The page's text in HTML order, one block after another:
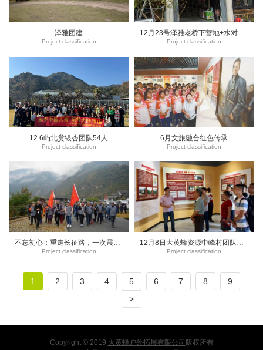
泽雅团建
Project classification
12月23号泽雅老桥下营地+水对坑村烧烤团建拓展52人图ANDUI
Project classification
12.6屿北赏银杏团队54人
Project classification
6月文旅融合红色传承
Project classification
不忘初心：重走长征路，一次震撼心灵的红色之旅！
Project classification
12月8日大黄蜂资源中峰村团队：强化党建引领 红色旅游助力脱贫攻坚
Project classification
1 2 3 4 5 6 7 8
9
>
Copyright © 2019 大黄蜂户外拓展有限公司 版权所有